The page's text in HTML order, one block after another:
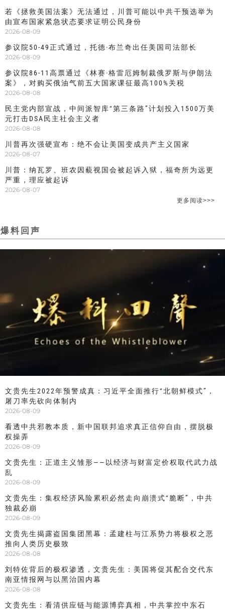
若《拯救美国法案》无法通过，川普可能以中共干预选举为
由宣布国家紧急状态要求证明公民身份
2026-08-09
参议院50-49正式通过，托德·布兰奇出任美国司法部长
2026-08-09
参议院86-11高票通过《林赛·格雷厄姆制裁俄罗斯与伊朗法
案》，对购买俄油气前五大国家课征最高100%关税
2026-08-08
民主党内部宣战，中间派智库“第三条路”计划投入1500万美
元打击DSA民主社会主义者
2026-08-08
川普再次强硬宣布：绝不会让美国变成共产主义国家
2026-08-07
川普：纳瓦罗、班农因藐视国会被起诉入狱，福奇所为远更
严重，理应被起诉
2026-08-07
更多阅读>>>
爆料回声
文贵先生2022年预警成真：习近平全面推行“北朝鲜模式”，
屠刀率先砍向体制内
2026-08-09
看透中共邪教本质，新中国联邦追求真正信仰自由，摆脱极
权操弄
2026-08-09
文贵先生：正道主义雏形——以经济与财富定价权取代武力战
乱
2026-08-09
文贵先生：集权经济风险累积必然走向崩溃式“脆断”，中共
独裁必崩
2026-08-09
文贵先生揭露盗国集团黑幕：孟建柱与江系势力将极权之恶
推向人类历史极致
2026-08-08
刘特佐背后的极权渗透，文贵先生：美国将促其配合交代东
南亚情报网与以黑治国内幕
2026-08-08
文贵先生：看清供应链与能源博弈真相，中共掌控中东石